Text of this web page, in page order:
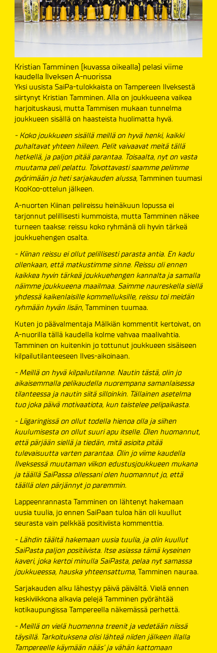
Kristian Tamminen (kuvassa oikealla) pelasi viime
kaudella Ilveksen A-nuorissa
Yksi uusista SaiPa-tulokkaista on Tampereen Ilveksestä
siirtynyt Kristian Tamminen. Alla on joukkueena vaikea
harjoituskausi, mutta Tammisen mukaan tunnelma
joukkueen sisällä on haasteista huolimatta hyvä.
- Koko joukkueen sisällä meillä on hyvä henki, kaikki
puhaltavat yhteen hiileen. Pelit vaivaavat meitä tällä
hetkellä, ja paljon pitää parantaa. Toisaalta, nyt on vasta
muutama peli pelattu. Toivottavasti saamme pelimme
pyörimään jo heti sarjakauden alussa, Tamminen tuumasi
KooKoo-ottelun jälkeen.
A-nuorten Kiinan pelireissu heinäkuun lopussa ei
tarjonnut pelillisesti kummoista, mutta Tamminen näkee
turneen taakse: reissu koko ryhmänä oli hyvin tärkeä
joukkuehengen osalta.
- Kiinan reissu ei ollut pelillisesti parasta antia. En kadu
ollenkaan, että matkustimme sinne. Reissu oli ennen
kaikkea hyvin tärkeä joukkuehengen kannalta ja samalla
näimme joukkueena maailmaa. Saimme naureskella siellä
yhdessä kaikenlaisille kommelluksille, reissu toi meidän
ryhmään hyvän lisän, Tamminen tuumaa.
Kuten jo päävalmentaja Mälkiän kommentit kertoivat, on
A-nuorilla tällä kaudella kolme vahvaa maalivahtia.
Tamminen on kuitenkin jo tottunut joukkueen sisäiseen
kilpailutilanteeseen Ilves-aikoinaan.
- Meillä on hyvä kilpailutilanne. Nautin tästä, olin jo
aikaisemmalla pelikaudella nuorempana samanlaisessa
tilanteessa ja nautin siitä silloinkin. Tällainen asetelma
tuo joka päivä motivaatiota, kun taistelee pelipaikasta.
- Liigaringissä on ollut todella hienoa olla ja siihen
kuulumisesta on ollut suuri apu itselle. Olen huomannut,
että pärjään siellä ja tiedän, mitä asioita pitää
tulevaisuutta varten parantaa. Olin jo viime kaudella
Ilveksessä muutaman viikon edustusjoukkueen mukana
ja täällä SaiPassa ollessani olen huomannut jo, että
täällä olen pärjännyt jo paremmin.
Lappeenrannasta Tamminen on lähtenyt hakemaan
uusia tuulia, jo ennen SaiPaan tuloa hän oli kuullut
seurasta vain pelkkää positiviista kommenttia.
- Lähdin täältä hakemaan uusia tuulia, ja olin kuullut
SaiPasta paljon positiivista. Itse asiassa tämä kyseinen
kaveri, joka kertoi minulla SaiPasta, pelaa nyt samassa
joukkueessa, hauska yhteensattuma, Tamminen nauraa.
Sarjakauden alku lähestyy päivä päivältä. Vielä ennen
keskiviikkona alkavia pelejä Tamminen pyörähtää
kotikaupungissa Tampereella näkemässä perhettä.
- Meillä on vielä huomenna treenit ja vedetään niissä
täysillä. Tarkoituksena olisi lähteä niiden jälkeen illalla
Tampereelle käymään nääs' ja vähän kattomaan